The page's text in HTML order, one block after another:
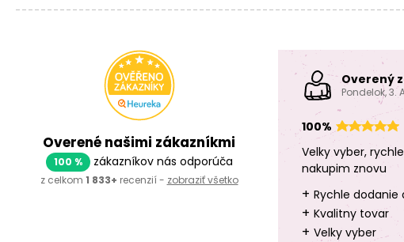
Overené našimi zákazníkmi
100 % zákazníkov nás odporúča
z celkom 1 833+ recenzií - zobraziť všetko
Overený
Pondelok, 3.
100%
Velky vyber,
nakupim znovu
+ Rychle dodanie
+ Kvalitny tovar
+ Velky vyber